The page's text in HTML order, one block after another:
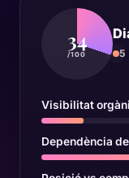
34
/100 5
Visibilitat
Dependència